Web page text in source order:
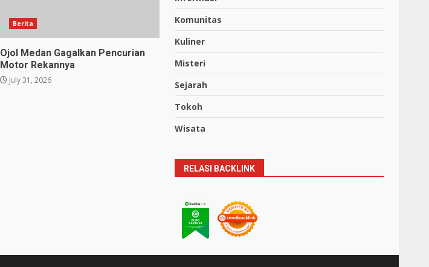
Berita
Ojol Medan Gagalkan Pencurian
Motor Rekannya
July 31, 2026
Komunitas
Kuliner
Misteri
Sejarah
Tokoh
Wisata
RELASI BACKLINK